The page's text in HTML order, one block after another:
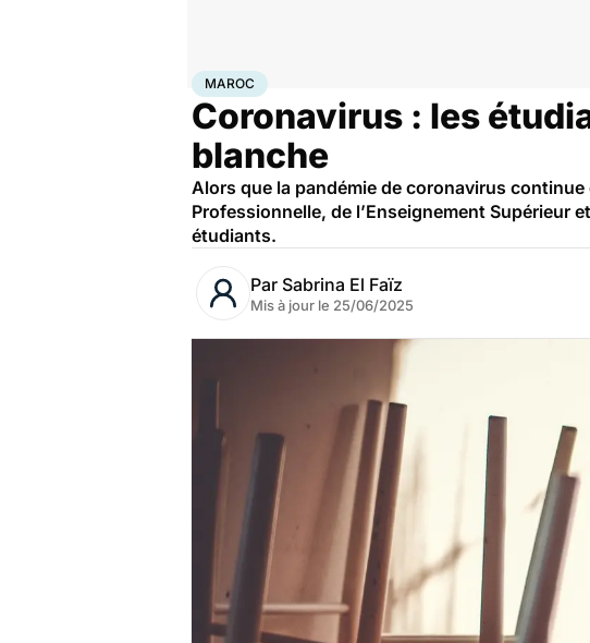
AccueilSanté
MAROC
Coronavirus : les
blanche
Alors que la pandémie de coronavirus
Professionnelle, de l’Enseignement Supérieur
étudiants.
Par Sabrina El Faïz
Mis à jour le 25/06/2025